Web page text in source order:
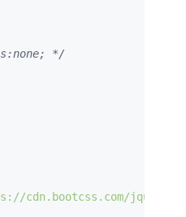
*/
cdn.bootcss.com/jquery/